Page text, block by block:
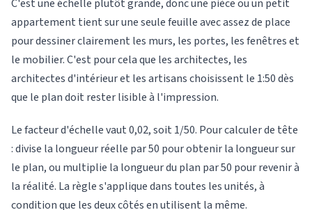
C'est une échelle plutôt grande, donc une pièce ou un petit
appartement tient sur une seule feuille avec assez de place
pour dessiner clairement les murs, les portes, les fenêtres et
le mobilier. C'est pour cela que les architectes, les
architectes d'intérieur et les artisans choisissent le 1:50 dès
que le plan doit rester lisible à l'impression.
Le facteur d'échelle vaut 0,02, soit 1/50. Pour calculer de tête
: divise la longueur réelle par 50 pour obtenir la longueur sur
le plan, ou multiplie la longueur du plan par 50 pour revenir à
la réalité. La règle s'applique dans toutes les unités, à
condition que les deux côtés en utilisent la même.